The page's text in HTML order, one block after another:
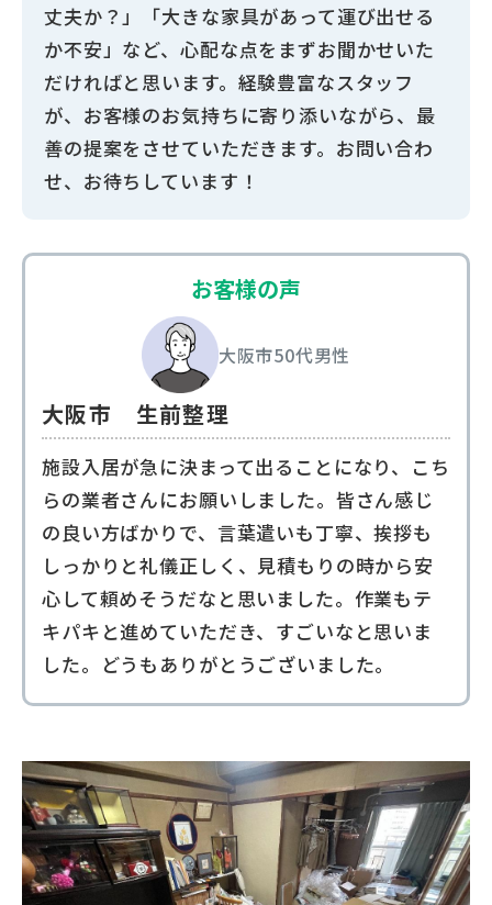
丈夫か？」「大きな家具があって運び出せる
か不安」など、心配な点をまずお聞かせいた
だければと思います。経験豊富なスタッフ
が、お客様のお気持ちに寄り添いながら、最
善の提案をさせていただきます。お問い合わ
せ、お待ちしています！
お客様の声
大阪市50代男性
大阪市 生前整理
施設入居が急に決まって出ることになり、こち
らの業者さんにお願いしました。皆さん感じ
の良い方ばかりで、言葉遣いも丁寧、挨拶も
しっかりと礼儀正しく、見積もりの時から安
心して頼めそうだなと思いました。作業もテ
キパキと進めていただき、すごいなと思いま
した。どうもありがとうございました。